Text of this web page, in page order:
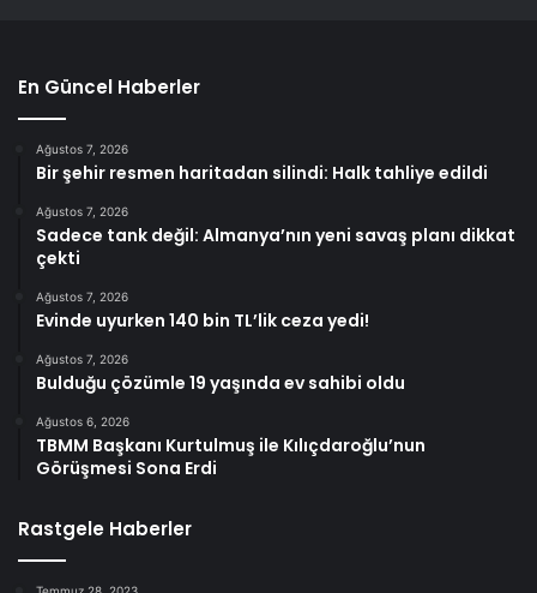
En Güncel Haberler
Ağustos 7, 2026
Bir şehir resmen haritadan silindi: Halk tahliye edildi
Ağustos 7, 2026
Sadece tank değil: Almanya’nın yeni savaş planı dikkat
çekti
Ağustos 7, 2026
Evinde uyurken 140 bin TL’lik ceza yedi!
Ağustos 7, 2026
Bulduğu çözümle 19 yaşında ev sahibi oldu
Ağustos 6, 2026
TBMM Başkanı Kurtulmuş ile Kılıçdaroğlu’nun
Görüşmesi Sona Erdi
Rastgele Haberler
Temmuz 28, 2023